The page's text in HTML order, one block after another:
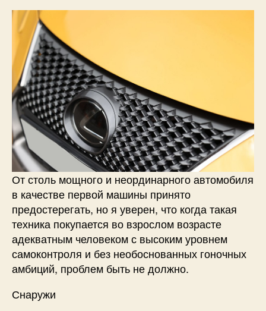
От столь мощного и неординарного автомобиля
в качестве первой машины принято
предостерегать, но я уверен, что когда такая
техника покупается во взрослом возрасте
адекватным человеком с высоким уровнем
самоконтроля и без необоснованных гоночных
амбиций, проблем быть не должно.
Снаружи